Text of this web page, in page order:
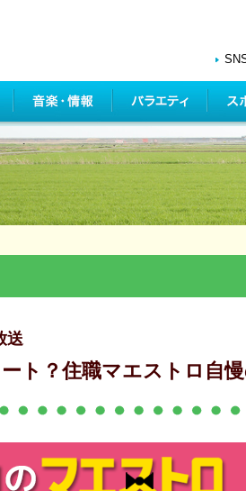
送
ト？住職マエストロ自